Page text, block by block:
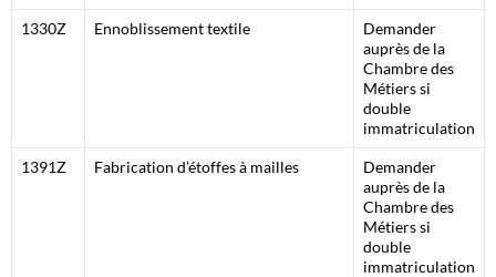
1330Z Ennoblissement textile
Demander
auprès de la
Chambre des
Métiers si
double
immatriculation
1391Z Fabrication d’étoffes à mailles
Demander
auprès de la
Chambre des
Métiers si
double
immatriculation